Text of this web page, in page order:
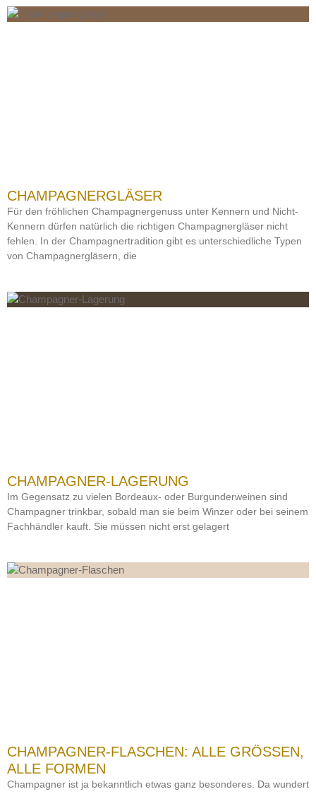
CHAMPAGNERGLÄSER
Für den fröhlichen Champagnergenuss unter Kennern und Nicht-
Kennern dürfen natürlich die richtigen Champagnergläser nicht
fehlen. In der Champagnertradition gibt es unterschiedliche Typen
von Champagnergläsern, die
CHAMPAGNER-LAGERUNG
Im Gegensatz zu vielen Bordeaux- oder Burgunderweinen sind
Champagner trinkbar, sobald man sie beim Winzer oder bei seinem
Fachhändler kauft. Sie müssen nicht erst gelagert
CHAMPAGNER-FLASCHEN: ALLE GRÖSSEN,
ALLE FORMEN
Champagner ist ja bekanntlich etwas ganz besonderes. Da wundert